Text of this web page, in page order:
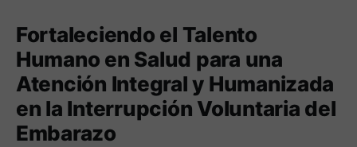
Fortaleciendo el Talento
Humano en Salud para una
Atención Integral y Humanizada
en la Interrupción Voluntaria del
Embarazo